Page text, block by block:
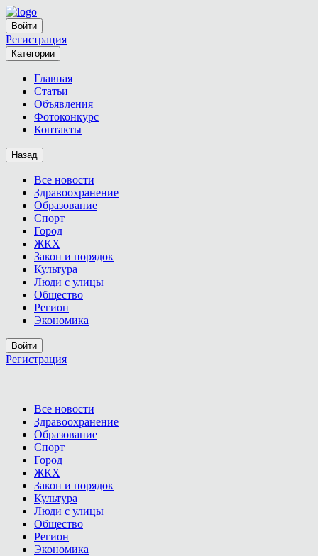
Войти
Регистрация
Категории
Главная
Статьи
Объявления
Фотоконкурс
Контакты
Назад
Все новости
Здравоохранение
Образование
Спорт
Город
ЖКХ
Закон и порядок
Культура
Люди с улицы
Общество
Регион
Экономика
Войти
Регистрация
Все новости
Здравоохранение
Образование
Спорт
Город
ЖКХ
Закон и порядок
Культура
Люди с улицы
Общество
Регион
Экономика